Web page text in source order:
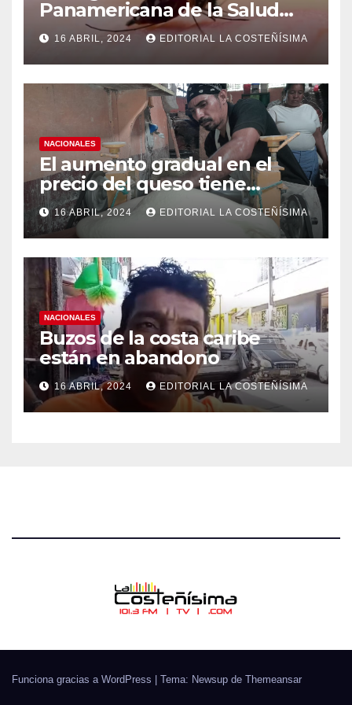
Panamericana de la Salud
(OPS), recomienda reforzar
medidas ante el aumento de
casos de dengue
16 ABRIL, 2024 EDITORIAL LA COSTEÑÍSIMA
NACIONALES
El aumento gradual en el
precio del queso tiene
efectos a las Panaderias
16 ABRIL, 2024 EDITORIAL LA COSTEÑÍSIMA
NACIONALES
Buzos de la costa caribe
están en abandono
16 ABRIL, 2024 EDITORIAL LA COSTEÑÍSIMA
Funciona gracias a WordPress Tema: Newsup de Themeansar